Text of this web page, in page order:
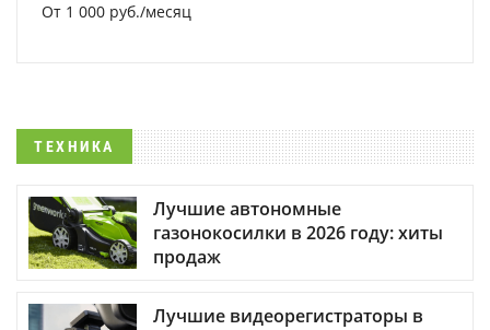
От 1 000 руб./месяц
ТЕХНИКА
Лучшие автономные
газонокосилки в 2026 году: хиты
продаж
Лучшие видеорегистраторы в